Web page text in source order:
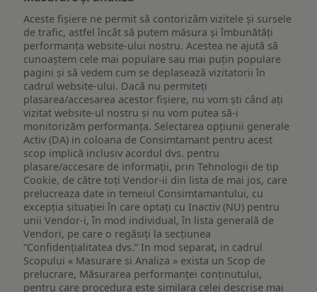
Aceste fișiere ne permit să contorizăm vizitele și sursele
de trafic, astfel încât să putem măsura și îmbunătăți
performanța website-ului nostru. Acestea ne ajută să
cunoaștem cele mai populare sau mai puțin populare
pagini și să vedem cum se deplasează vizitatorii în
cadrul website-ului. Dacă nu permiteți
plasarea/accesarea acestor fișiere, nu vom ști când ați
vizitat website-ul nostru și nu vom putea să-i
monitorizăm performanța. Selectarea opțiunii generale
Activ (DA) in coloana de Consimtamant pentru acest
scop implică inclusiv acordul dvs. pentru
plasare/accesare de informații, prin Tehnologii de tip
Cookie, de către toți Vendor-ii din lista de mai jos, care
prelucreaza date in temeiul Consimtamantului, cu
excepția situației în care optați cu Inactiv (NU) pentru
unii Vendor-i, în mod individual, în lista generală de
Vendori, pe care o regăsiți la secțiunea
“Confidențialitatea dvs.” In mod separat, in cadrul
Scopului « Masurare si Analiza » exista un Scop de
prelucrare, Măsurarea performanței conținutului,
pentru care procedura este similara celei descrise mai